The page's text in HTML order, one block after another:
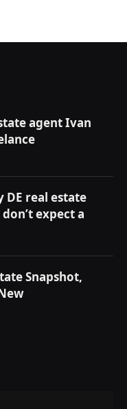
agent Ivan
DE real estate
expect a
Snapshot,